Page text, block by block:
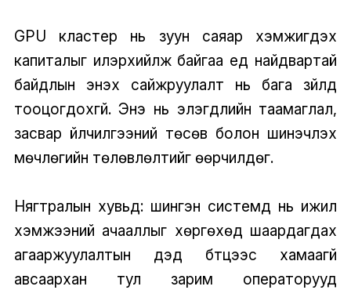
GPU кластер нь зуун саяар хэмжигдэх
капиталыг илэрхийлж байгаа үед найдвартай
байдлын энэхүү сайжруулалт нь бага зүйлд
тооцогдохгүй. Энэ нь элэгдлийн таамаглал,
засвар үйлчилгээний төсөв болон шинэчлэх
мөчлөгийн төлөвлөлтийг өөрчилдөг.
Нягтралын хувьд: шингэн системүүд нь ижил
хэмжээний ачааллыг хөргөхөд шаардагдах
агааржуулалтын дэд бүтцээс хамаагүй
авсаархан тул зарим операторууд